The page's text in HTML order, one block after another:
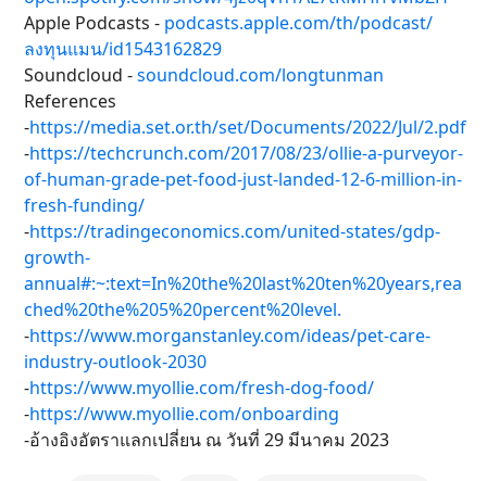
Apple Podcasts - podcasts.apple.com/th/podcast/
ลงทุนแมน/id1543162829
Soundcloud -soundcloud.com/longtunman
References
-https://media.set.or.th/set/Documents/2022/Jul/2.pdf
-https://techcrunch.com/2017/08/23/ollie-a-purveyor-
of-human-grade-pet-food-just-landed-12-6-million-in-
fresh-funding/
-https://tradingeconomics.com/united-states/gdp-
growth-
annual#:~:text=In%20the%20last%20ten%20years,rea
ched%20the%205%20percent%20level.
-https://www.morganstanley.com/ideas/pet-care-
industry-outlook-2030
-https://www.myollie.com/fresh-dog-food/
-https://www.myollie.com/onboarding
-อ้างอิงอัตราแลกเปลี่ยน ณ วันที่ 29 มีนาคม 2023